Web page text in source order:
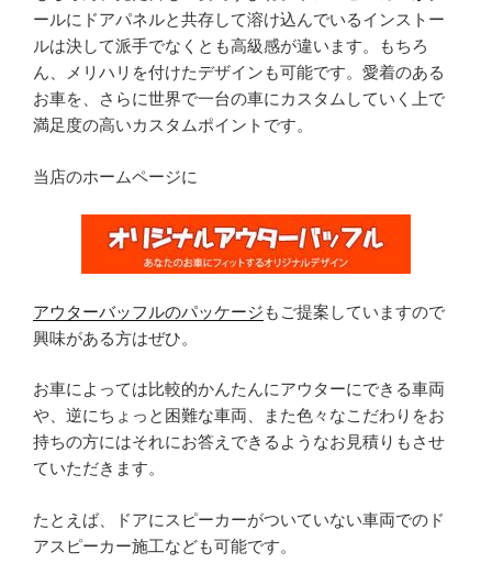
ールにドアパネルと共存して溶け込んでいるインストー
ルは決して派手でなくとも高級感が違います。もちろ
ん、メリハリを付けたデザインも可能です。愛着のある
お車を、さらに世界で一台の車にカスタムしていく上で
満足度の高いカスタムポイントです。
当店のホームページに
アウターバッフルのパッケージ もご提案していますので
興味がある方はぜひ。
お車によっては比較的かんたんにアウターにできる車両
や、逆にちょっと困難な車両、また色々なこだわりをお
持ちの方にはそれにお答えできるようなお見積りもさせ
ていただきます。
たとえば、ドアにスピーカーがついていない車両でのド
アスピーカー施工なども可能です。